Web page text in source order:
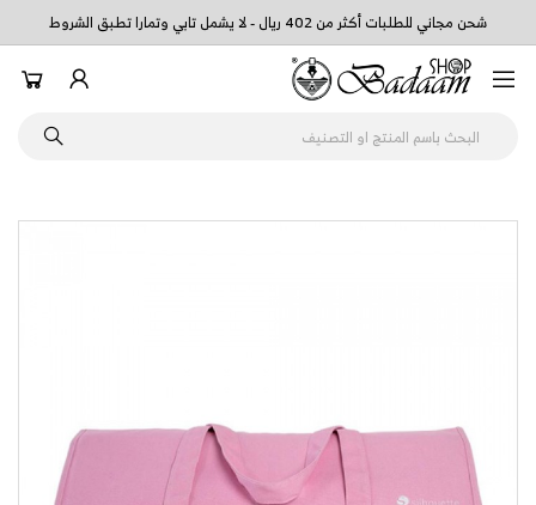
شحن مجاني للطلبات أكثر من 402 ريال - لا يشمل تابي وتمارا تطبق الشروط